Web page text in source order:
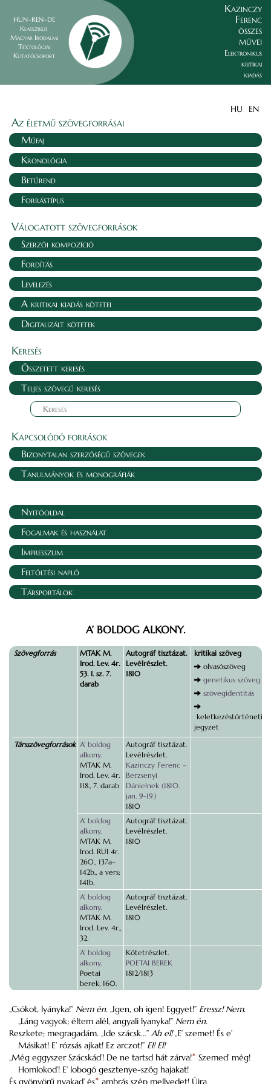
HUN–REN–DE
Klasszikus
Magyar Irodalmi
Textológiai
Kutatócsoport
Kazinczy
Ferenc
összes
művei
Elektronikus
kritikai
kiadás
HU EN
Az életmű szövegforrásai
Műfaj
Kronológia
Betűrend
Forrástípus
Válogatott szövegforrások
Szerzői kompozíció
Fordítás
Levelezés
A kritikai kiadás kötetei
Digitalizált kötetek
Keresés
Összetett keresés
Teljes szövegű keresés
Kapcsolódó források
Bizonytalan szerzőségű szövegek
Tanulmányok és monográfiák
Nyitóoldal
Fogalmak és használat
Impresszum
Feltöltési napló
Társportálok
A’ BOLDOG ALKONY.
Szövegforrás
MTAK M.
Irod. Lev. 4r.
53. I. sz. 7.
darab
Autográf tisztázat.
Levélrészlet.
1810
kritikai szöveg
olvasószöveg
genetikus szöveg
szövegidentitás
keletkezéstörténeti
jegyzet
Társszövegforrások A’ boldog
alkony.
MTAK M.
Irod. Lev. 4r.
118., 7. darab
Autográf tisztázat.
Levélrészlet.
Kazinczy Ferenc –
Berzsenyi
Dánielnek (1810.
jan. 9-19.)
1810
A’ boldog
alkony.
MTAK M.
Irod. RUI 4r.
260., 137a–
142b., a vers:
141b.
Autográf tisztázat.
Levélrészlet.
1810
A’ boldog
alkony.
MTAK M.
Irod. Lev. 4r.,
32.
Autográf tisztázat.
Levélrészlet.
1810
A’ boldog
alkony.
Poetai
berek, 160.
Kötetrészlet.
POETAI BEREK
1812/1813
„Csókot, lyányka!” Nem én. „Igen, oh igen! Eggyet!” Eressz! Nem.
„Láng vagyok; éltem alél, angyali lyanyka!” Nem én.
Reszkete; megragadám. „Ide szácsk…” Ah el!„E’ szemet! És e’
Másikat! E’ rózsás ajkat! Ez arczot!” El! El!
„Még eggyszer Szácskád’! De ne tartsd hát zárva!* Szemed’ még!
Homlokod’! E’ lobogó gesztenye-szög hajakat!
És gyönyörű nyakad’ és* ambrás szép mellyedet! Újra